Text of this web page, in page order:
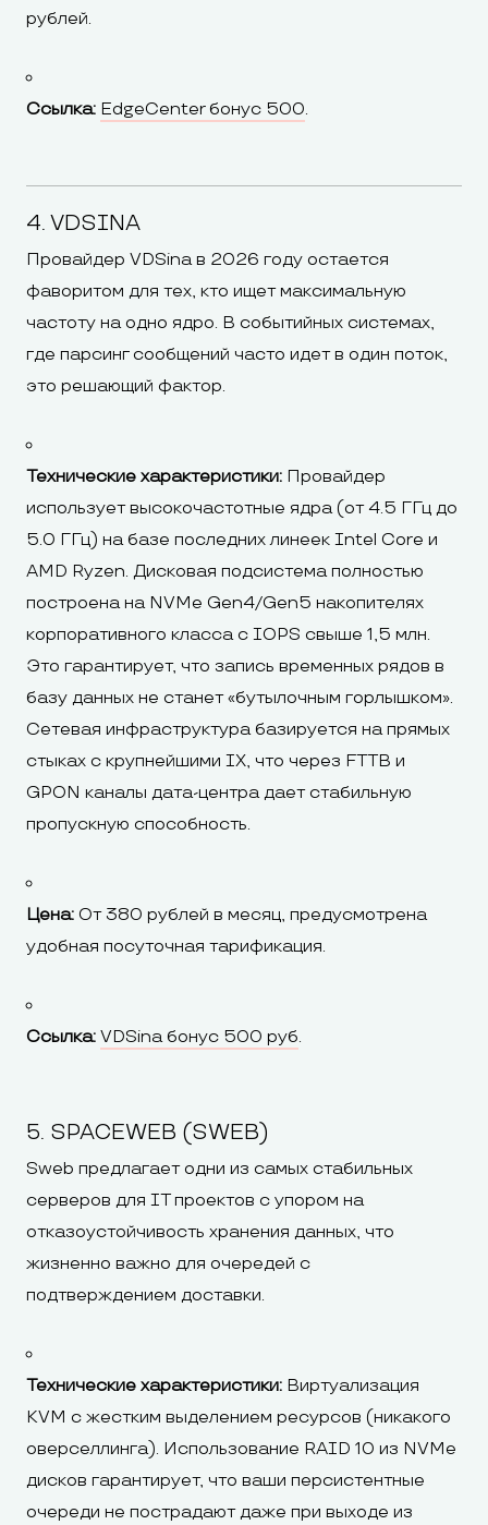
рублей.
Ссылка: EdgeCenter бонус 500.
4. VDSINA
Провайдер VDSina в 2026 году остается
фаворитом для тех, кто ищет максимальную
частоту на одно ядро. В событийных системах,
где парсинг сообщений часто идет в один поток,
это решающий фактор.
Технические характеристики: Провайдер
использует высокочастотные ядра (от 4.5 ГГц до
5.0 ГГц) на базе последних линеек Intel Core и
AMD Ryzen. Дисковая подсистема полностью
построена на NVMe Gen4/Gen5 накопителях
корпоративного класса с IOPS свыше 1,5 млн.
Это гарантирует, что запись временных рядов в
базу данных не станет «бутылочным горлышком».
Сетевая инфраструктура базируется на прямых
стыках с крупнейшими IX, что через FTTB и
GPON каналы дата-центра дает стабильную
пропускную способность.
Цена: От 380 рублей в месяц, предусмотрена
удобная посуточная тарификация.
Ссылка: VDSina бонус 500 руб.
5. SPACEWEB (SWEB)
Sweb предлагает одни из самых стабильных
серверов для IT проектов с упором на
отказоустойчивость хранения данных, что
жизненно важно для очередей с
подтверждением доставки.
Технические характеристики: Виртуализация
KVM с жестким выделением ресурсов (никакого
оверселлинга). Использование RAID 10 из NVMe
дисков гарантирует, что ваши персистентные
очереди не пострадают даже при выходе из